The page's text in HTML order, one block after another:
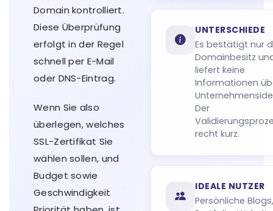
Domain kontrolliert.
Diese Überprüfung
erfolgt in der Regel
schnell per E-Mail
oder DNS-Eintrag.
Wenn Sie also
überlegen, welches
SSL-Zertifikat Sie
wählen sollen, und
Budget sowie
Geschwindigkeit
UNTERSCHIEDE
Es bestätigt nur
Domainbesitz
liefert keine
Informationen
Der
recht kurz.
IDEALE NUTZER
Persönliche